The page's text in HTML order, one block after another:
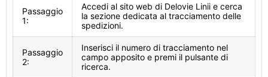
Passaggio
1:
Accedi al sito web di Delovie Linii e cerca
la sezione dedicata al tracciamento delle
spedizioni.
Passaggio
2:
Inserisci il numero di tracciamento nel
campo apposito e premi il pulsante di
ricerca.